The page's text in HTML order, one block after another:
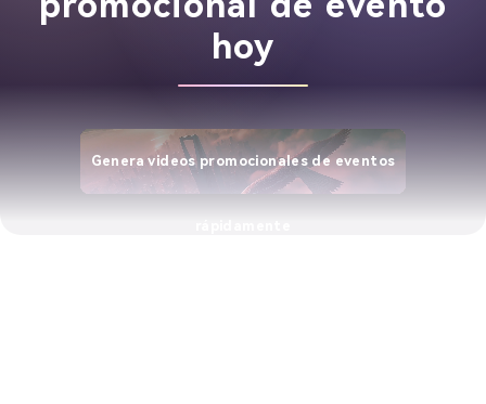
hoy
Genera videos promocionales de eventos